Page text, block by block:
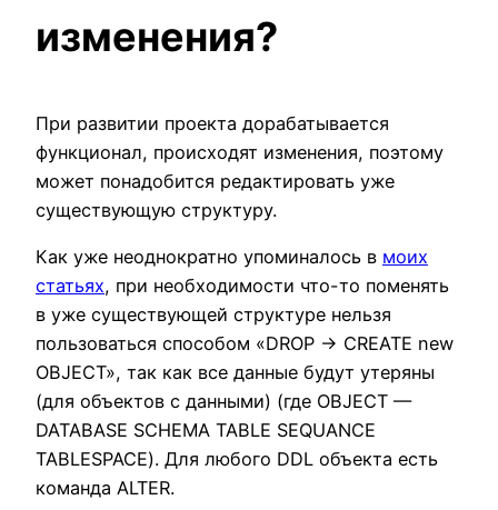
изменения?
При развитии проекта дорабатывается
функционал, происходят изменения, поэтому
может понадобится редактировать уже
существующую структуру.
Как уже неоднократно упоминалось в моих
статьях, при необходимости что-то поменять
в уже существующей структуре нельзя
пользоваться способом «DROP -> CREATE new
OBJECT», так как все данные будут утеряны
(для объектов с данными) (где OBJECT —
DATABASE SCHEMA TABLE SEQUANCE
TABLESPACE). Для любого DDL объекта есть
команда ALTER.